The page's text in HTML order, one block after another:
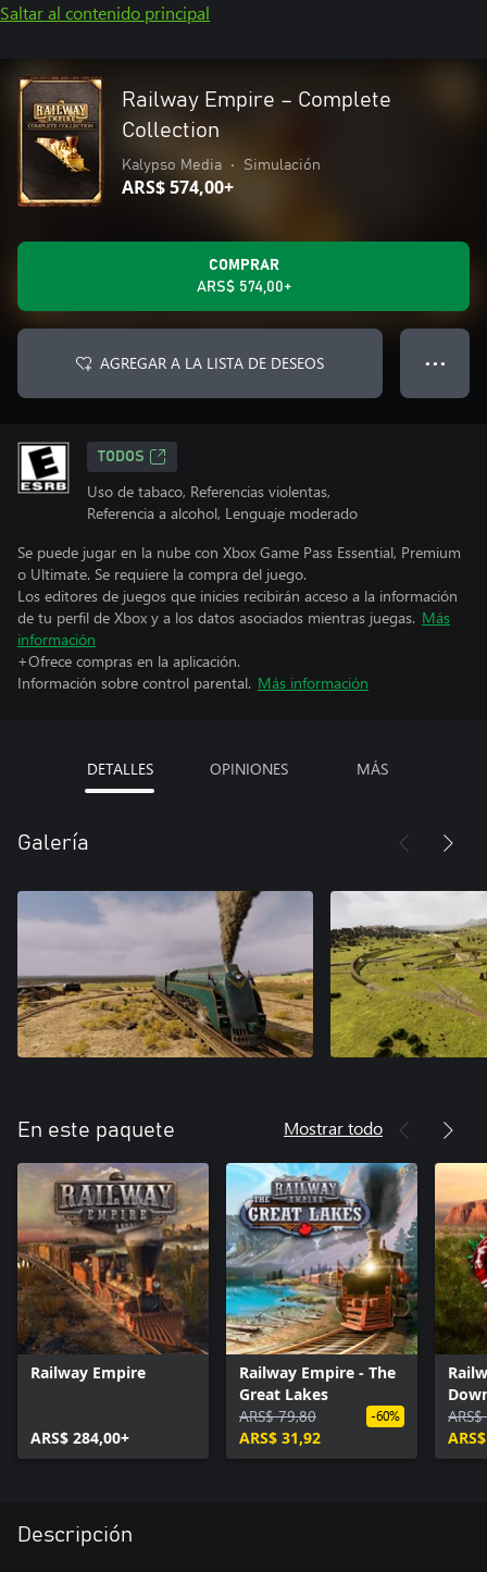
Saltar al contenido principal
Railway Empire – Complete
Collection
Kalypso Media • Simulación
ARS$ 574,00+
COMPRAR
ARS$ 574,00+
AGREGAR A LA LISTA DE DESEOS ● ● ●
TODOS
Uso de tabaco, Referencias violentas,
Referencia a alcohol, Lenguaje moderado
Se puede jugar en la nube con Xbox Game Pass Essential, Premium
o Ultimate. Se requiere la compra del juego.
Los editores de juegos que inicies recibirán acceso a la información
de tu perfil de Xbox y a los datos asociados mientras juegas. Más
información
+Ofrece compras en la aplicación.
Información sobre control parental. Más información
DETALLES OPINIONES MÁS
Galería
En este paquete Mostrar todo
Railway Empire
ARS$ 284,00+
Railway Empire - The
Great Lakes
ARS$ 79,80
ARS$ 31,92
-60%
Descripción